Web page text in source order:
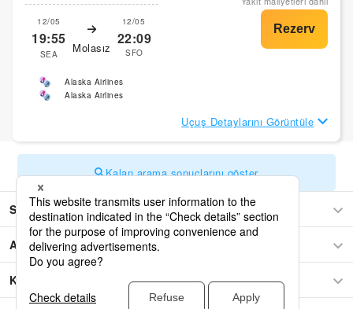
12/05
19:55
SEA Molasız
12/05
22:09
SFO
Alaska Airlines
Alaska Airlines
Uçuş Detaylarını Görüntüle
Kalan arama sonuçlarını göster
Seattle
Asya
Kuzey Amerika